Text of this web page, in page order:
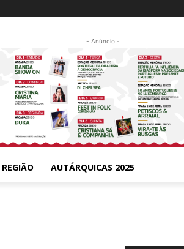
- Anúncio -
REGIÃO AUTÁRQUICAS 2025